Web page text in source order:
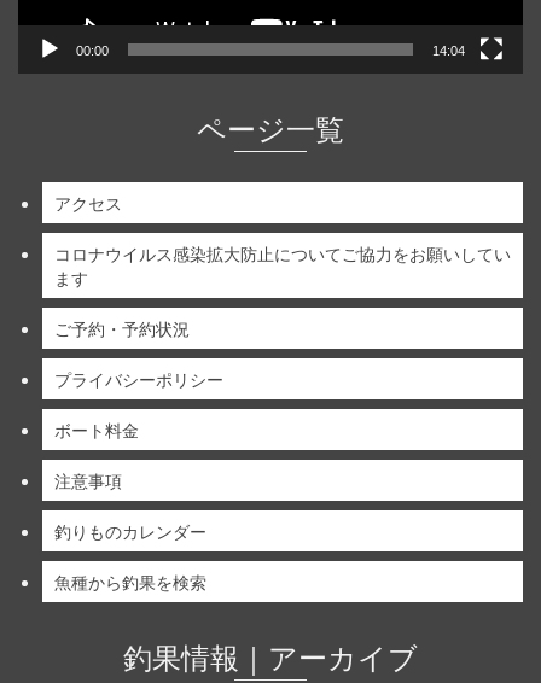
00:00 14:04
ページ一覧
アクセス
コロナウイルス感染拡大防止についてご協力をお願いしてい
ます
ご予約・予約状況
プライバシーポリシー
ボート料金
注意事項
釣りものカレンダー
魚種から釣果を検索
釣果情報｜アーカイブ